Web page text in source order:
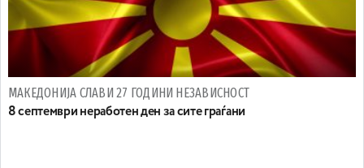
МАКЕДОНИЈА СЛАВИ 27 ГОДИНИ НЕЗАВИСНОСТ
8 септември неработен ден за сите граѓани